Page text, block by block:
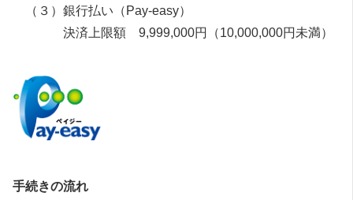
（３）銀行払い（Pay-easy）
決済上限額 9,999,000円（10,000,000円未満）
手続きの流れ